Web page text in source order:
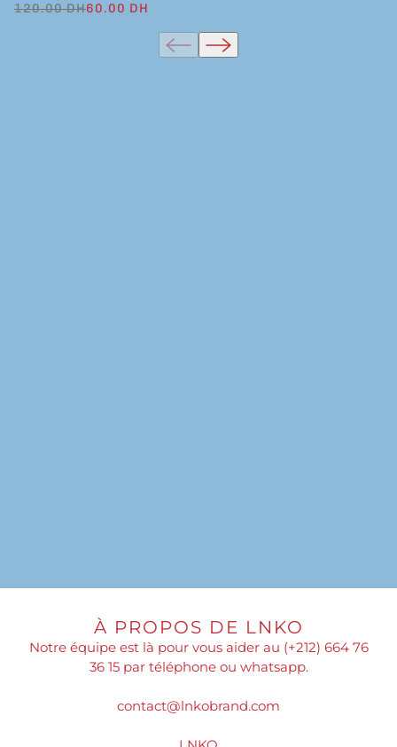
120.00 DH60.00 DH
À PROPOS DE LNKO
Notre équipe est là pour vous aider au (+212) 664 76
36 15 par téléphone ou whatsapp.
contact@lnkobrand.com